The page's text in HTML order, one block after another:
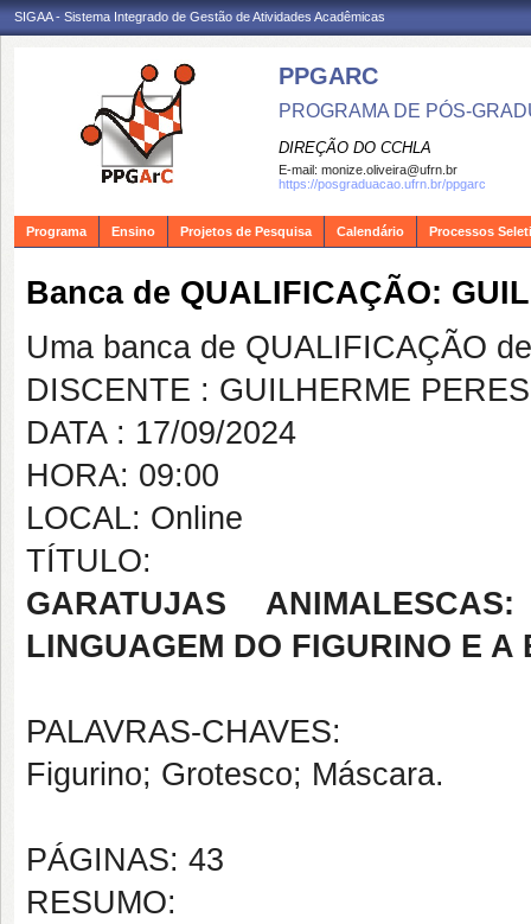
SIGAA - Sistema Integrado de Gestão de Atividades Acadêmicas
PPGARC
PROGRAMA DE PÓS-
DIREÇÃO DO CCHLA
E-mail: monize.oliveira@ufrn.br
https://posgraduacao.ufrn.br/ppgarc
Programa Ensino Projetos de Pesquisa Calendário Processos
Banca de QUALIFICAÇÃO:
Uma banca de QUALIFICAÇÃO
DISCENTE : GUILHERME
DATA : 17/09/2024
HORA: 09:00
LOCAL: Online
TÍTULO:
GARATUJAS
LINGUAGEM DO FIGURINO E A
PALAVRAS-CHAVES:
Figurino; Grotesco; Máscara.
PÁGINAS: 43
RESUMO: